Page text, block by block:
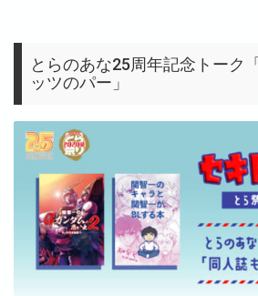
とらのあな25周年記念トーク
ッツのパー」